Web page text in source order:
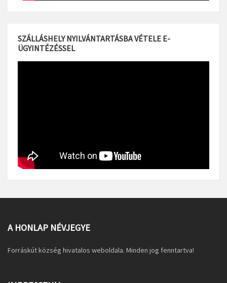
SZÁLLÁSHELY NYILVÁNTARTÁSBA VÉTELE E-
ÜGYINTÉZÉSSEL
A HONLAP NÉVJEGYE
Forráskút község hivatalos weboldala. Minden jog fenntartva!